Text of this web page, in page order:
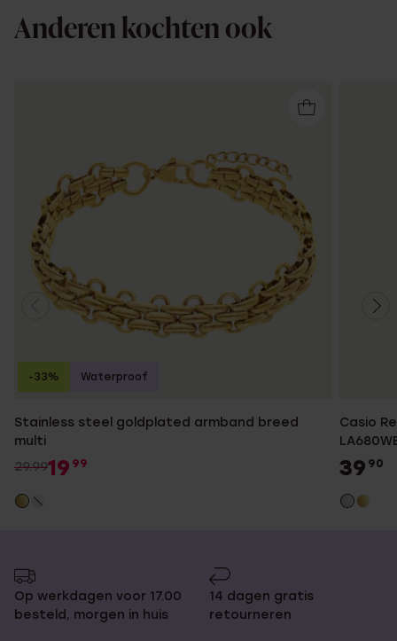
Anderen kochten ook
Stainless steel goldplated armband breed
multi
29.9919 99
-33% Waterproof
Casio
39 90
Op werkdagen voor 17.00
besteld, morgen in huis
14 dagen gratis
retourneren